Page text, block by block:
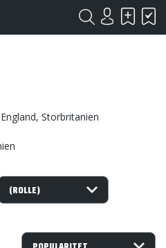
Storbritanien